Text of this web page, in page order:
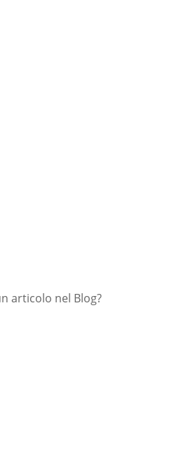
articolo nel Blog?